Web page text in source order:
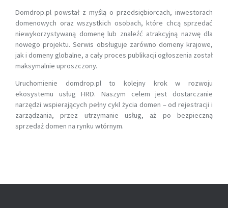
Domdrop.pl powstał z myślą o przedsiębiorcach, inwestorach
domenowych oraz wszystkich osobach, które chcą sprzedać
niewykorzystywaną domenę lub znaleźć atrakcyjną nazwę dla
nowego projektu. Serwis obsługuje zarówno domeny krajowe,
jak i domeny globalne, a cały proces publikacji ogłoszenia został
maksymalnie uproszczony.
Uruchomienie domdrop.pl to kolejny krok w rozwoju
ekosystemu usług HRD. Naszym celem jest dostarczanie
narzędzi wspierających pełny cykl życia domen – od rejestracji i
zarządzania, przez utrzymanie usług, aż po bezpieczną
sprzedaż domen na rynku wtórnym.